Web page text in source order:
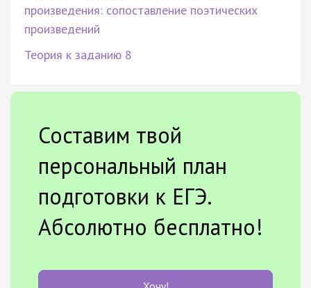
произведения: сопоставление поэтических
произведений
Теория к заданию 8
Составим твой
персональный план
подготовки к ЕГЭ.
Абсолютно бесплатно!